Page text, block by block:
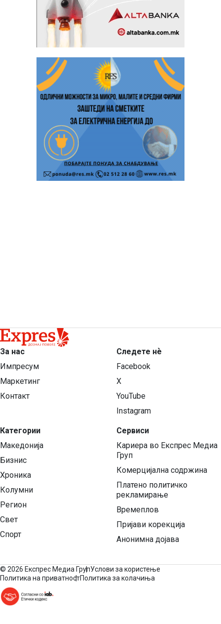
За нас
Импресум
Маркетинг
Контакт
Категории
Македонија
Бизнис
Хроника
Колумни
Регион
Свет
Спорт
Следете нѐ
Facebook
X
YouTube
Instagram
Сервиси
Кариера во Експрес Медиа
Груп
Комерцијална содржина
Платено политичко
рекламирање
Времеплов
Пријави корекција
Анонимна дојава
© 2026 Експрес Медиа ГрупУслови за користење
Политика на приватностПолитика за колачиња